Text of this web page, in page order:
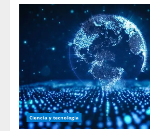
Ciencia y tecnologia